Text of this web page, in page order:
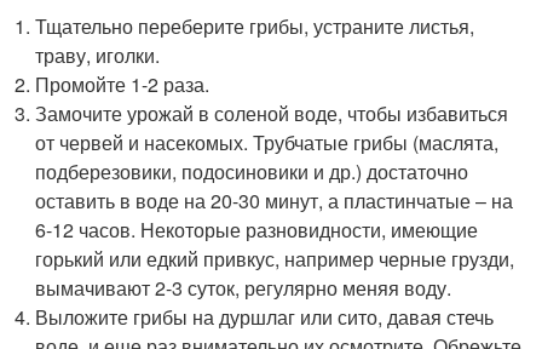
Тщательно переберите грибы, устраните листья,
траву, иголки.
Промойте 1-2 раза.
Замочите урожай в соленой воде, чтобы избавиться
от червей и насекомых. Трубчатые грибы (маслята,
подберезовики, подосиновики и др.) достаточно
оставить в воде на 20-30 минут, а пластинчатые – на
6-12 часов. Некоторые разновидности, имеющие
горький или едкий привкус, например черные грузди,
вымачивают 2-3 суток, регулярно меняя воду.
Выложите грибы на дуршлаг или сито, давая стечь